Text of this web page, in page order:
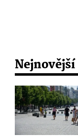
Nejnovější